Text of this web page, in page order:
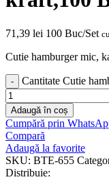
71,39 lei 100 Buc/Set
Cutie hamburger mic,
Cantitate Cutie
Adaugă în coș
Cumpără prin
Compară
Adaugă la favorite
SKU: BTE-655
Distribuie: